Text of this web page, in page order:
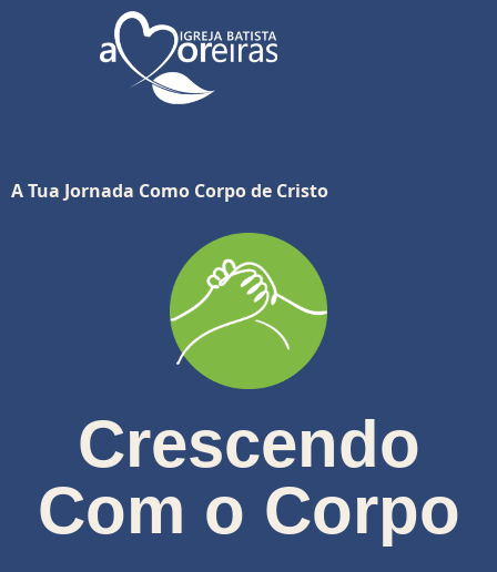
A Tua Jornada Como Corpo de Cristo
Crescendo
Com o Corpo